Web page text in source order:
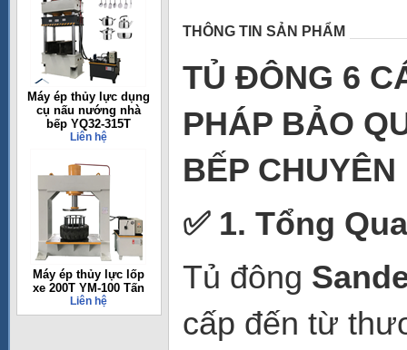
Máy ép thủy lực dụng
cụ nấu nướng nhà
bếp YQ32-315T
Liên hệ
Máy ép thủy lực lốp
xe 200T YM-100 Tấn
Liên hệ
THÔNG TIN SẢN PHẨM
TỦ ĐÔNG 6
PHÁP BẢO
BẾP CHUYÊN
✅ 1. Tổng
Tủ đông
cấp đến từ